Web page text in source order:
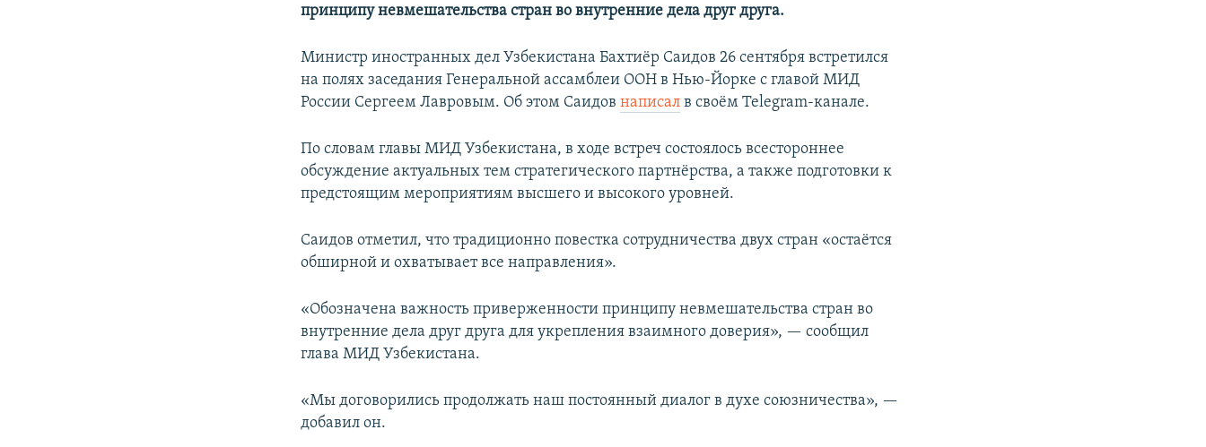
принципу невмешательства стран во внутренние дела друг друга.
Министр иностранных дел Узбекистана Бахтиёр Саидов 26 сентября встретился
на полях заседания Генеральной ассамблеи ООН в Нью-Йорке с главой МИД
России Сергеем Лавровым. Об этом Саидовнаписал в своём Telegram-канале.
По словам главы МИД Узбекистана, в ходе встреч состоялось всестороннее
обсуждение актуальных тем стратегического партнёрства, а также подготовки к
предстоящим мероприятиям высшего и высокого уровней.
Саидов отметил, что традиционно повестка сотрудничества двух стран «остаётся
обширной и охватывает все направления».
«Обозначена важность приверженности принципу невмешательства стран во
внутренние дела друг друга для укрепления взаимного доверия», — сообщил
глава МИД Узбекистана.
«Мы договорились продолжать наш постоянный диалог в духе союзничества», —
добавил он.